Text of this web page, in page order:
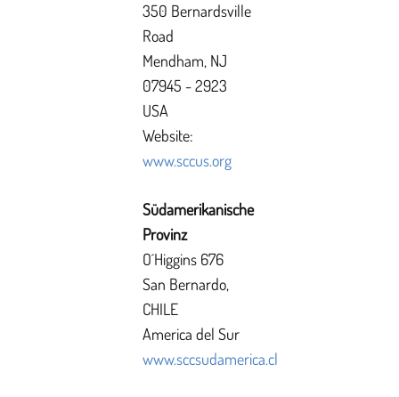
350 Bernardsville
Road
Mendham, NJ
07945 - 2923
USA
Website:
www.sccus.org
Südamerikanische
Provinz
O´Higgins 676
San Bernardo,
CHILE
America del Sur
www.sccsudamerica.cl